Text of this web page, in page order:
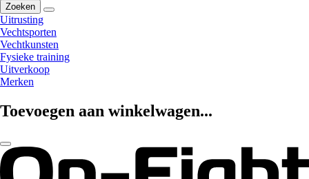
Zoeken
Uitrusting
Vechtsporten
Vechtkunsten
Fysieke training
Uitverkoop
Merken
Toevoegen aan winkelwagen...